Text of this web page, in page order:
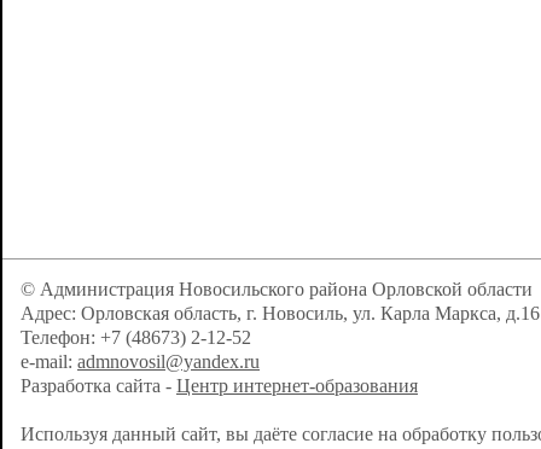
© Администрация Новосильского района Орловской области
Адрес: Орловская область, г. Новосиль, ул. Карла Маркса, д.16
Телефон: +7 (48673) 2-12-52
e-mail: admnovosil@yandex.ru
Разработка сайта - Центр интернет-образования
Используя данный сайт, вы даёте согласие на обработку